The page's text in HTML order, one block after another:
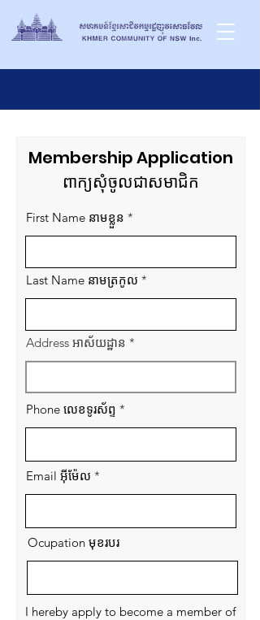
Membership Application
ពាក្យសុំចូលជាសមាជិក
First Name នាមខ្លួន
Last Name នាមត្រកូល
Address អាស័យដ្ឋាន
Phone លេខទូរស័ព្ទ
Email អ៊ីម៉ែល
Ocupation មុខរបរ
I hereby apply to become a member of